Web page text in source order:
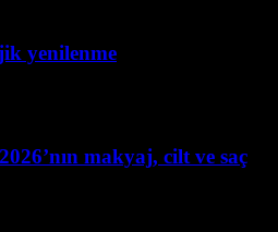
yenilenme
makyaj, cilt ve saç